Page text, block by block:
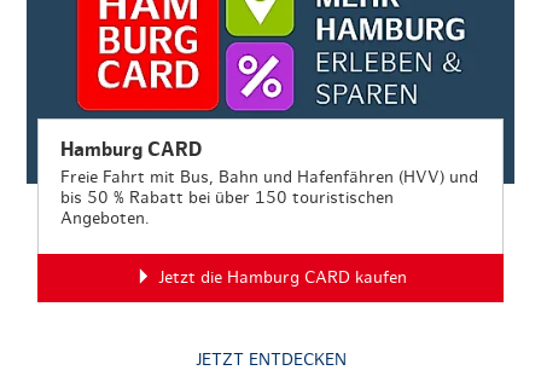
Hamburg CARD
Freie Fahrt mit Bus, Bahn und Hafenfähren (HVV) und
bis 50 % Rabatt bei über 150 touristischen
Angeboten.
Jetzt die Hamburg CARD kaufen
JETZT ENTDECKEN